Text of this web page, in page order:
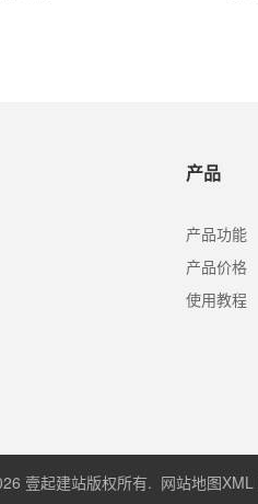
产品
产品功能
产品价格
使用教程
壹起建站版权所有. 网站地图XML